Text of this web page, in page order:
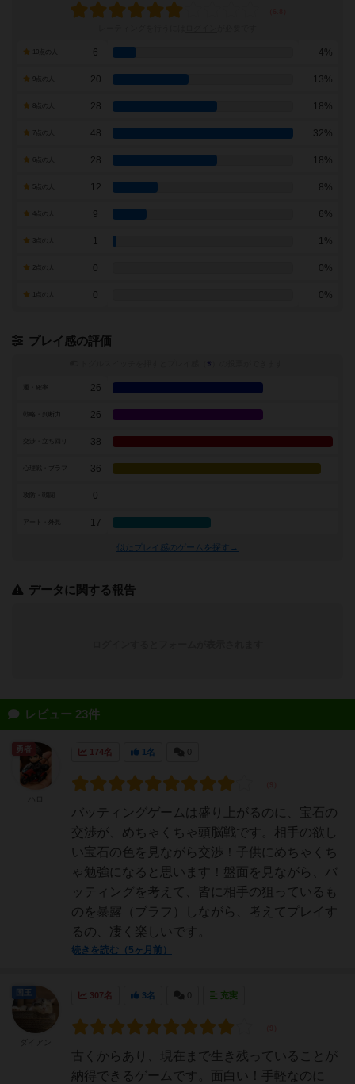
6 4%
20 13%
28 18%
7点の人 48 32%
28 18%
12 8%
9 6%
1 1%
0 0%
0 0%
プレイ感の評価
※
26
戦略・判断力 26
38
36
0
アート・外見 17
似たプレイ感のゲームを探す→
データに関する報告
レビュー 23件
174名 1名
バッティングゲームは盛り上がるのに、宝石の
交渉が、めちゃくちゃ頭脳戦です。相手の欲し
い宝石の色を見ながら交渉！子供にめちゃくち
ゃ勉強になると思います！盤面を見ながら、バ
ッティングを考えて、皆に相手の狙っているも
のを暴露（ブラフ）しながら、考えてプレイす
るの、凄く楽しいです。
続きを読む（5ヶ月前）
勇者
307名 3名 充実
古くからあり、現在まで生き残っていることが
納得できるゲームです。面白い！手軽なのに